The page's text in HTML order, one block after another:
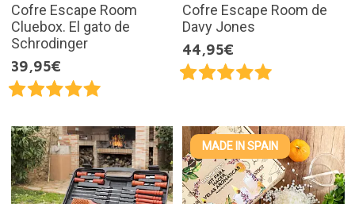
Cofre Escape Room
Cluebox. El gato de
Schrodinger
39,95€
Cofre Escape Room de
Davy Jones
44,95€
MADE IN SPAIN